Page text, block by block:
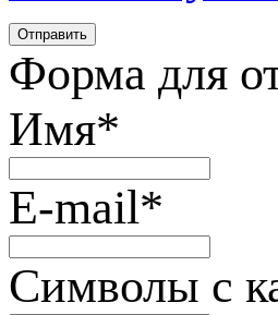
Форма для
Имя*
E-mail*
Символы с